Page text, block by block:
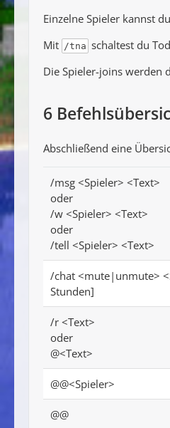
Einzelne Spieler kannst
Mit /tna schaltest du
Die Spieler-joins werden
6
Abschließend eine
/msg <Spieler> <Text>
oder
/w <Spieler> <Text>
oder
/tell <Spieler> <Text>
/chat <mute|unmute>
Stunden]
/r <Text>
oder
@<Text>
@@<Spieler>
@@